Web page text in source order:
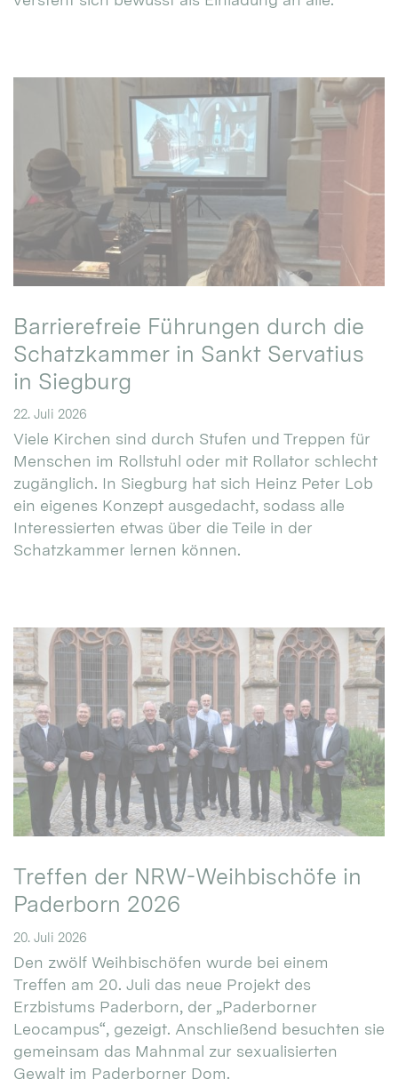
Barrierefreie Führungen durch die
Schatzkammer in Sankt Servatius
in Siegburg
22. Juli 2026
Viele Kirchen sind durch Stufen und Treppen für
Menschen im Rollstuhl oder mit Rollator schlecht
zugänglich. In Siegburg hat sich Heinz Peter Lob
ein eigenes Konzept ausgedacht, sodass alle
Interessierten etwas über die Teile in der
Schatzkammer lernen können.
Treffen der NRW-Weihbischöfe in
Paderborn 2026
20. Juli 2026
Den zwölf Weihbischöfen wurde bei einem
Treffen am 20. Juli das neue Projekt des
Erzbistums Paderborn, der „Paderborner
Leocampus“, gezeigt. Anschließend besuchten sie
gemeinsam das Mahnmal zur sexualisierten
Gewalt im Paderborner Dom.